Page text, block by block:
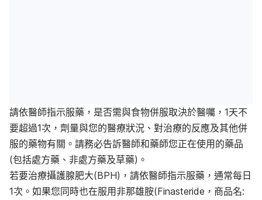
請依醫師指示服藥，是否需與食物併服取決於醫囑，1天不
要超過1次，劑量與您的醫療狀況、對治療的反應及其他併
服的藥物有關。請務必告訴醫師和藥師您正在使用的藥品
(包括處方藥、非處方藥及草藥)。
若要治療攝護腺肥大(BPH)，請依醫師指示服藥，通常每日
1次。如果您同時也在服用非那雄胺(Finasteride，商品名: